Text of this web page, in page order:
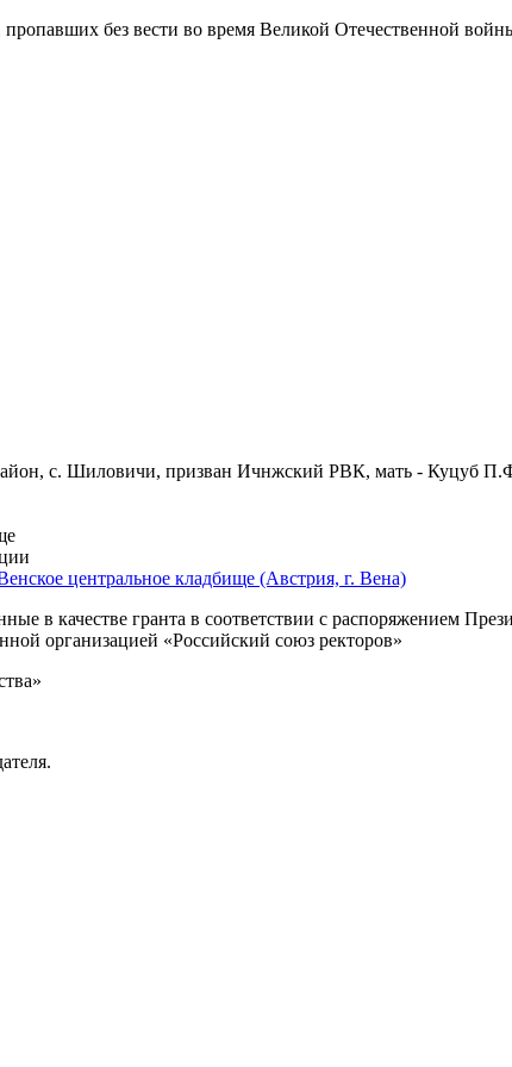
пропавших без вести во время Великой Отечественной
с. Шиловичи, призван Ичнжский РВК, мать - Куцуб
центральное кладбище (Австрия, г. Вена)
в качестве гранта в соответствии с распоряжением
организацией «Российский союз ректоров»